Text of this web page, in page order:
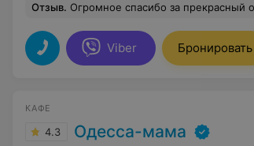
Отзыв. Огромное спасибо за прекрасный обед! Хинкали ем только у
Viber Бронировать
КАФЕ
4.3 Одесса-мама